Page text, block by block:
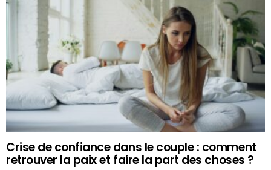
Crise de confiance dans le couple : comment
retrouver la paix et faire la part des choses ?